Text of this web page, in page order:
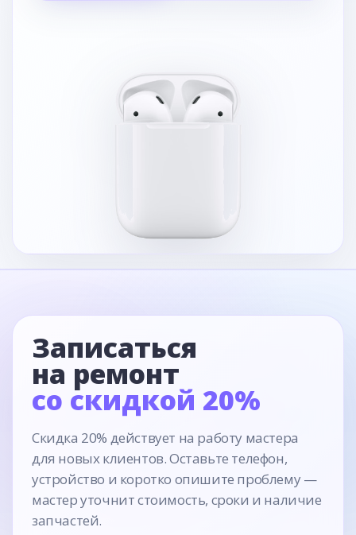
Записаться
на ремонт
со скидкой 20%
Скидка 20% действует на работу мастера
для новых клиентов. Оставьте телефон,
устройство и коротко опишите проблему —
мастер уточнит стоимость, сроки и наличие
запчастей.